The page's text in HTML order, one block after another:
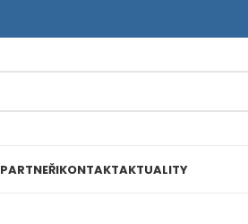
PARTNEŘIKONTAKTAKTUALITY